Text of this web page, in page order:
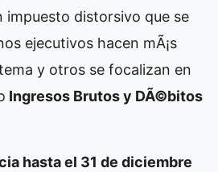
impuesto distorsivo que se
ejecutivos hacen mÃ¡s
y otros se focalizan en
Ingresos Brutos y DÃ©bitos
hasta el 31 de diciembre